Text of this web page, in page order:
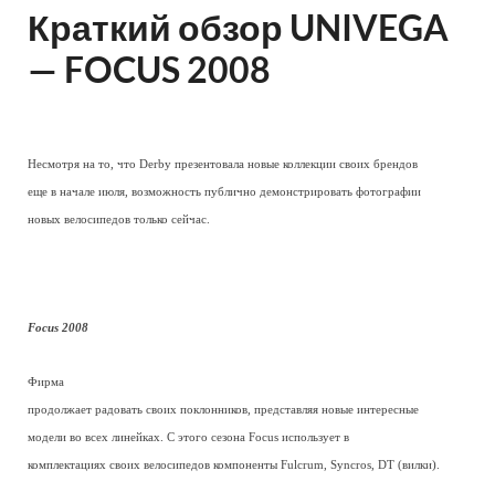
Краткий обзор UNIVEGA
— FOCUS 2008
Несмотря на то, что Derby презентовала новые коллекции своих брендов
еще в начале июля, возможность публично демонстрировать фотографии
новых велосипедов только сейчас.
Focus 2008
Фирма
продолжает радовать своих поклонников, представляя новые интересные
модели во всех линейках. С этого сезона Focus использует в
комплектациях своих велосипедов компоненты Fulcrum, Syncros, DT (вилки).